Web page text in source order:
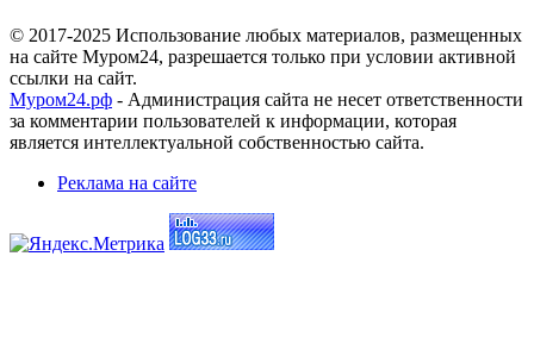
© 2017-2025 Использование любых материалов, размещенных
на сайте Муром24, разрешается только при условии активной
ссылки на сайт.
Муром24.рф - Администрация сайта не несет ответственности
за комментарии пользователей к информации, которая
является интеллектуальной собственностью сайта.
Реклама на сайте